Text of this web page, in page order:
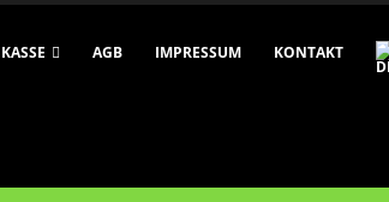
KASSE AGB IMPRESSUM KONTAKT